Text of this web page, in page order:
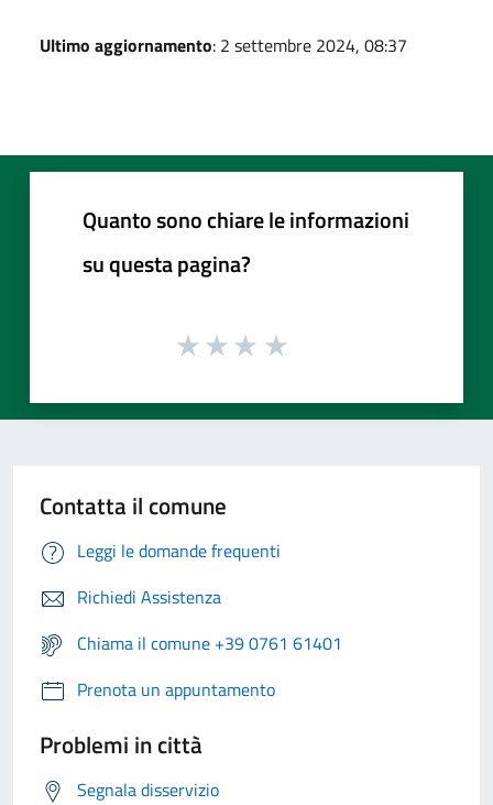
Ultimo aggiornamento: 2 settembre 2024, 08:37
Quanto sono chiare le informazioni
su questa pagina?
Contatta il comune
Leggi le domande frequenti
Richiedi Assistenza
Chiama il comune +39 0761 61401
Prenota un appuntamento
Problemi in città
Segnala disservizio